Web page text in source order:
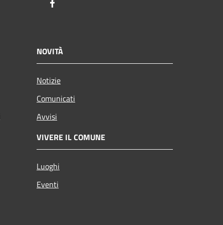
NOVITÀ
Notizie
Comunicati
Avvisi
VIVERE IL COMUNE
Luoghi
Eventi